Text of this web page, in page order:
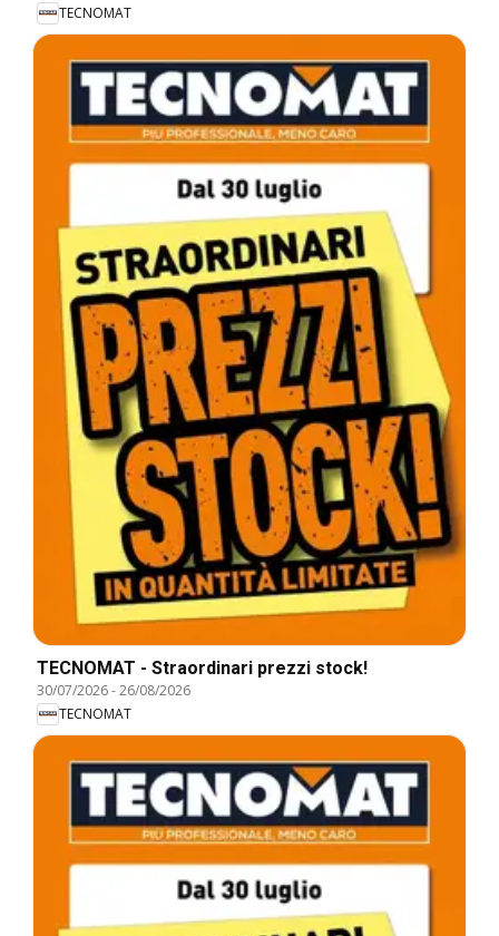
TECNOMAT
TECNOMAT - Straordinari prezzi stock!
30/07/2026-26/08/2026
TECNOMAT